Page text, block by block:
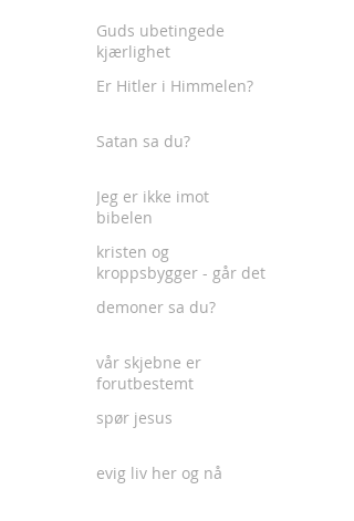
Guds ubetingede
kjærlighet
Er Hitler i Himmelen?
Satan sa du?
Jeg er ikke imot
bibelen
kristen og
kroppsbygger - går det
demoner sa du?
vår skjebne er
forutbestemt
spør jesus
evig liv her og nå